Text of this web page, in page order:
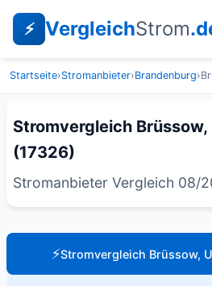
⚡ VergleichStrom
Startseite›Stromanbieter›Brandenburg›
Stromvergleich
(17326)
Stromanbieter Vergleich 08/
⚡Stromvergleich Brüssow,